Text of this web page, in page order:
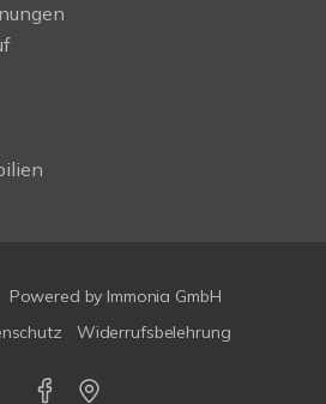
Powered by Immonia GmbH
Widerrufsbelehrung